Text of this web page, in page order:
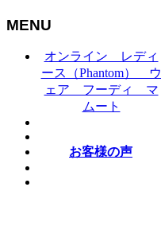
MENU
オンライン レディ
ース（Phantom） ウ
ェア フーディ マ
ムート
お客様の声